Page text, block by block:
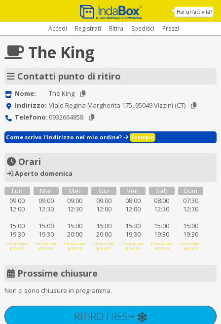
Hai un'attività?
Accedi Registrati Ritira Spedisci Prezzi
The King
Contatti punto di ritiro
Nome:
The King
Indirizzo: Viale Regina Margherita 175, 95049 Vizzini (CT)
Telefono: 0932664858
Come scrivo l'indirizzo nel mio ordine? Esempio
Orari
Aperto domenica
Lun
09:00
12:00
-
15:00
19:30
Chiuso per
pranzo
Mar
09:00
12:30
-
15:00
19:30
Chiuso per
pranzo
Mer
09:00
12:30
-
15:00
20:00
Chiuso per
pranzo
Gio
09:00
12:00
-
15:00
20:00
Chiuso per
pranzo
Ven
08:00
12:00
-
15:30
19:30
Chiuso per
pranzo
Sab
08:00
12:30
-
15:00
19:30
Chiuso per
pranzo
Dom
07:30
12:30
-
15:00
19:30
Chiuso per
pranzo
Prossime chiusure
Non ci sono chiusure in programma.
RITIRO FRESH